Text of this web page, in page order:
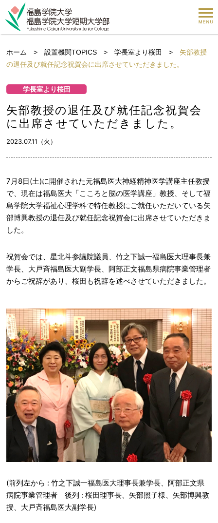
ホーム >設置機関TOPICS >学長室より桜田 > 矢部教授
の退任及び就任記念祝賀会に出席させていただきました。
学長室より桜田
矢部教授の退任及び就任記念祝賀会
に出席させていただきました。
2023.07.11（火）
7月8日(土)に開催された元福島医大神経精神医学講座主任教授
で、現在は福島医大「こころと脳の医学講座」教授、そして福
島学院大学福祉心理学科で特任教授にご就任いただいている矢
部博興教授の退任及び就任記念祝賀会に出席させていただきま
した。
祝賀会では、星北斗参議院議員、竹之下誠一福島医大理事長兼
学長、大戸斉福島医大副学長、阿部正文福島県病院事業管理者
からご祝辞があり、桜田も祝辞を述べさせていただきました。
(前列左から : 竹之下誠一福島医大理事長兼学長、阿部正文県
病院事業管理者 後列 : 桜田理事長、矢部照子様、矢部博興教
授、大戸斉福島医大副学長)